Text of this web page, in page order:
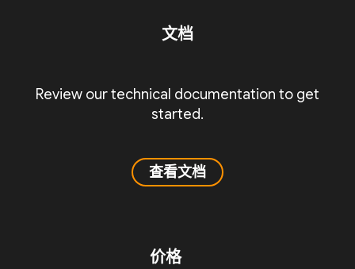
文档
Review our technical documentation to get
started.
查看文档
价格